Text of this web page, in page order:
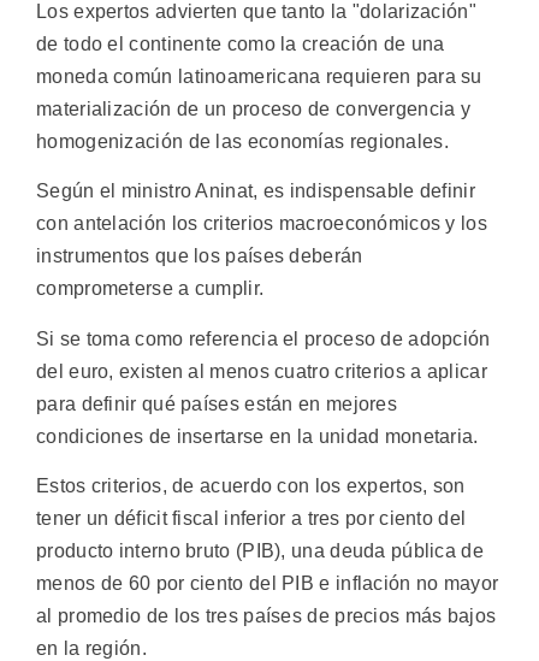
Los expertos advierten que tanto la "dolarización"
de todo el continente como la creación de una
moneda común latinoamericana requieren para su
materialización de un proceso de convergencia y
homogenización de las economías regionales.
Según el ministro Aninat, es indispensable definir
con antelación los criterios macroeconómicos y los
instrumentos que los países deberán
comprometerse a cumplir.
Si se toma como referencia el proceso de adopción
del euro, existen al menos cuatro criterios a aplicar
para definir qué países están en mejores
condiciones de insertarse en la unidad monetaria.
Estos criterios, de acuerdo con los expertos, son
tener un déficit fiscal inferior a tres por ciento del
producto interno bruto (PIB), una deuda pública de
menos de 60 por ciento del PIB e inflación no mayor
al promedio de los tres países de precios más bajos
en la región.